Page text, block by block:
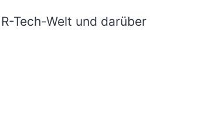
Tech-Welt und darüber